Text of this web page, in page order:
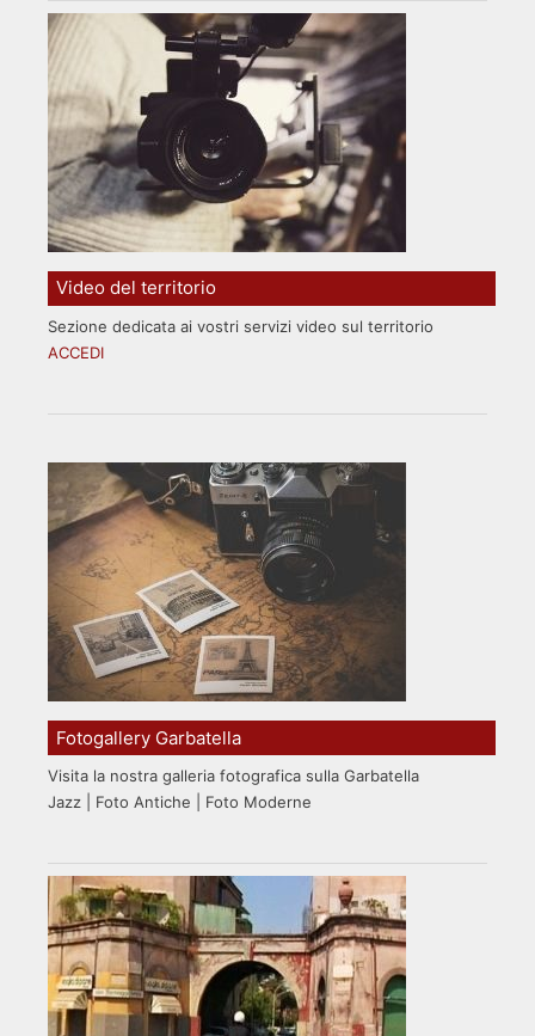
Video del territorio
Sezione dedicata ai vostri servizi video sul territorio
ACCEDI
Fotogallery Garbatella
Visita la nostra galleria fotografica sulla Garbatella
Jazz | Foto Antiche | Foto Moderne